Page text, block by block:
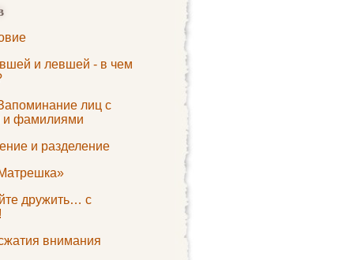
и левшей - в чем
лиц с
и фамилиями
и разделение
дружить… с
внимания